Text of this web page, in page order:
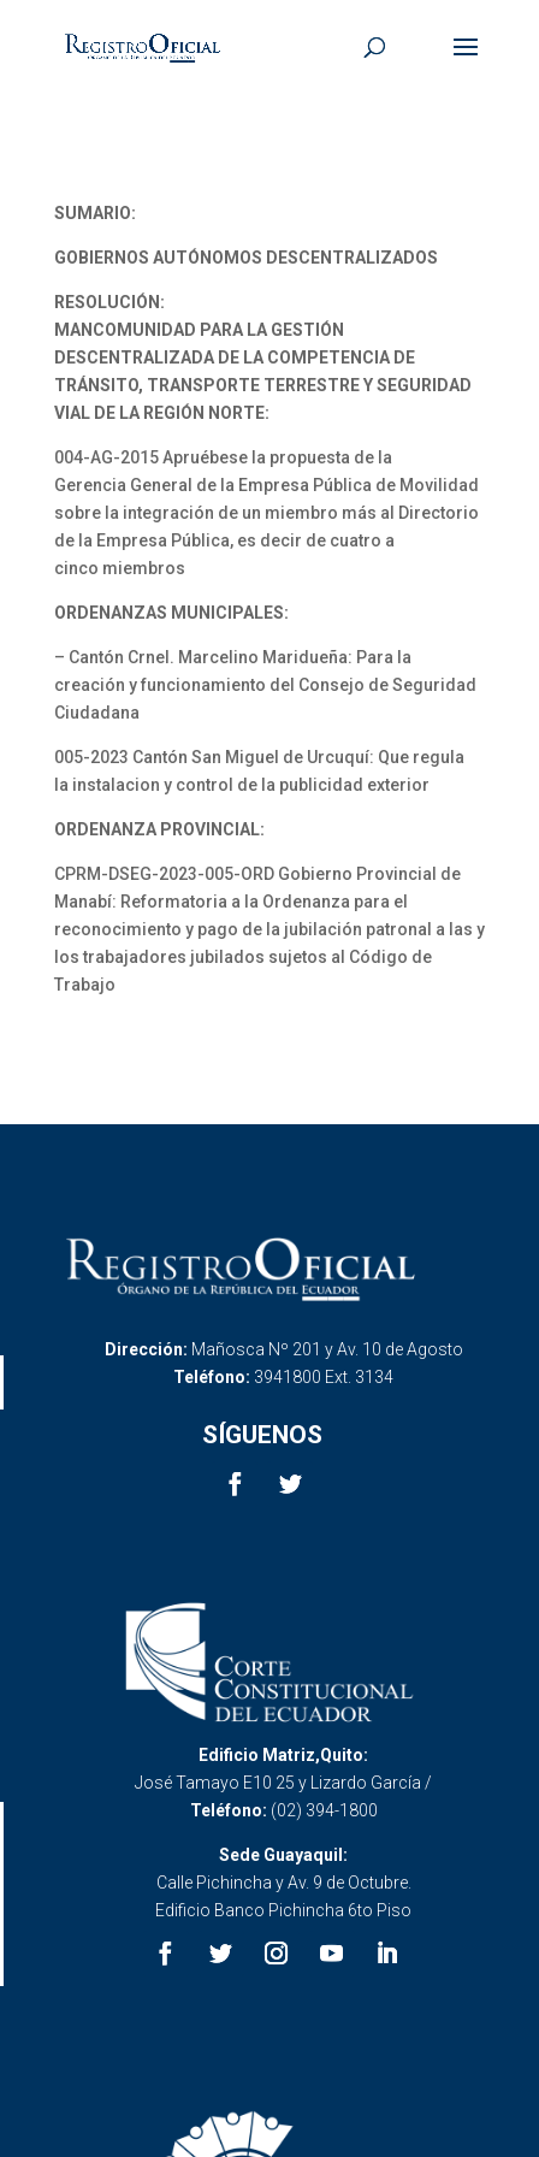
SUMARIO:
GOBIERNOS AUTÓNOMOS DESCENTRALIZADOS
RESOLUCIÓN:
MANCOMUNIDAD PARA LA GESTIÓN
DESCENTRALIZADA DE LA COMPETENCIA DE
TRÁNSITO, TRANSPORTE TERRESTRE Y SEGURIDAD
VIAL DE LA REGIÓN NORTE:
004-AG-2015 Apruébese la propuesta de la
Gerencia General de la Empresa Pública de Movilidad
sobre la integración de un miembro más al Directorio
de la Empresa Pública, es decir de cuatro a
cinco miembros
ORDENANZAS MUNICIPALES:
– Cantón Crnel. Marcelino Maridueña: Para la
creación y funcionamiento del Consejo de Seguridad
Ciudadana
005-2023 Cantón San Miguel de Urcuquí: Que regula
la instalacion y control de la publicidad exterior
ORDENANZA PROVINCIAL:
CPRM-DSEG-2023-005-ORD Gobierno Provincial de
Manabí: Reformatoria a la Ordenanza para el
reconocimiento y pago de la jubilación patronal a las y
los trabajadores jubilados sujetos al Código de
Trabajo
Dirección: Mañosca Nº 201 y Av. 10 de Agosto
Teléfono: 3941800 Ext. 3134
SÍGUENOS
Edificio Matriz,Quito:
José Tamayo E10 25 y Lizardo García /
Teléfono: (02) 394-1800
Sede Guayaquil:
Calle Pichincha y Av. 9 de Octubre.
Edificio Banco Pichincha 6to Piso